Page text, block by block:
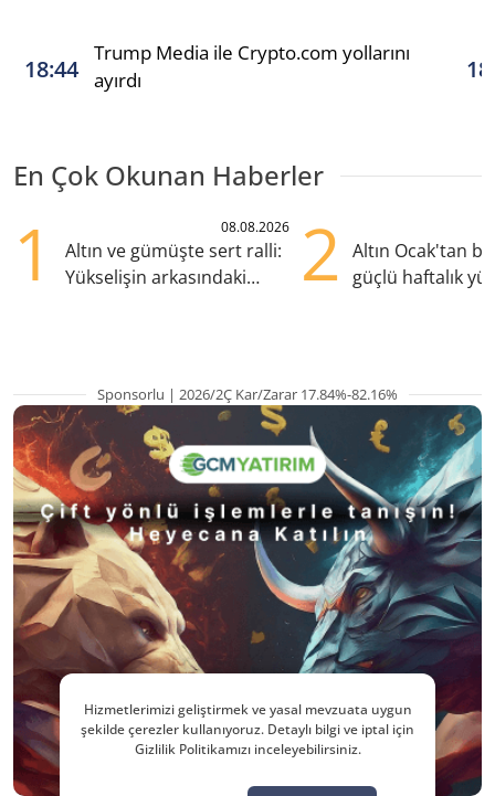
18:44
Trump Media ile Crypto.com yollarını
ayırdı
En Çok Okunan Haberler
1 08.08.2026
Altın ve gümüşte sert ralli:
Yükselişin arkasındaki
2
Altın Ocak'tan
güçlü haftalık
Sponsorlu | 2026/2Ç Kar/Zarar 17.84%-82.16%
Hizmetlerimizi geliştirmek ve yasal mevzuata uygun
şekilde çerezler kullanıyoruz. Detaylı bilgi ve iptal için
Gizlilik Politikamızı inceleyebilirsiniz.